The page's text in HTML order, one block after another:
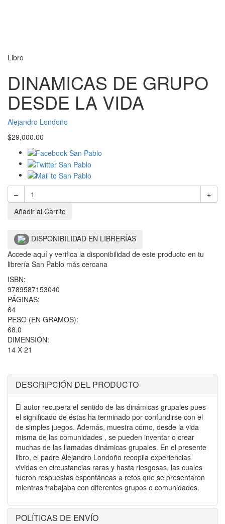
Libro
DINAMICAS DE GRUPO
DESDE LA VIDA
Alejandro Londoño
$29,000.00
–
+
Añadir al Carrito
DISPONIBILIDAD EN LIBRERÍAS
Accede aquí y verifica la disponibilidad de este producto en tu
librería San Pablo más cercana
ISBN:
9789587153040
PÁGINAS:
64
PESO (EN GRAMOS):
68.0
DIMENSIÓN:
14 X 21
DESCRIPCIÓN DEL PRODUCTO
El autor recupera el sentido de las dinámicas grupales pues
el significado de éstas ha terminado por confundirse con el
de simples juegos. Además, muestra cómo, desde la vida
misma de las comunidades , se pueden inventar o crear
muchas de las llamadas dinámicas grupales. En el presente
libro, el padre Alejandro Londoño recopila experiencias
vividas en circustancias raras y hasta riesgosas, las cuales
fueron respuestas espontáneas a retos que se presentaron
mientras trabajaba con diferentes grupos o comunidades.
POLÍTICAS DE ENVÍO